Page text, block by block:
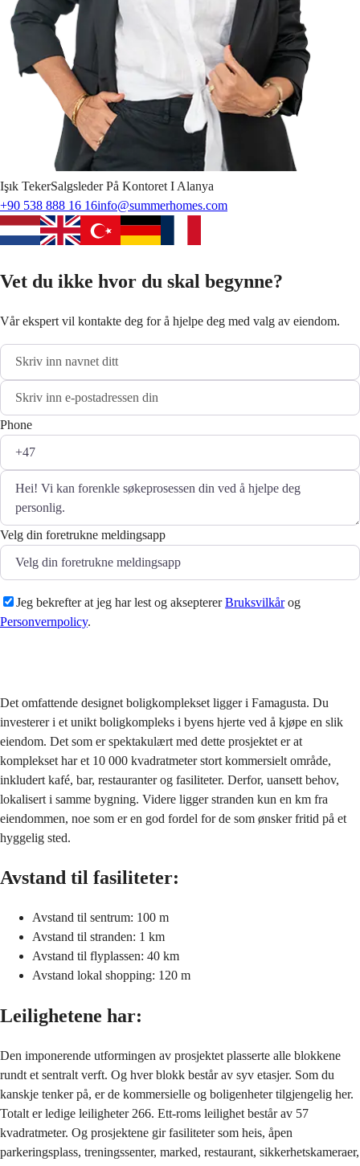
Işık TekerSalgsleder På Kontoret I Alanya
+90 538 888 16 16info@summerhomes.com
Vet du ikke hvor du skal begynne?
Vår ekspert vil kontakte deg for å hjelpe deg med valg av eiendom.
Phone
Velg din foretrukne meldingsapp
Jeg bekrefter at jeg har lest og akseptererBruksvilkårog
Personvernpolicy.
Det omfattende designet boligkomplekset ligger i Famagusta. Du
investerer i et unikt boligkompleks i byens hjerte ved å kjøpe en slik
eiendom. Det som er spektakulært med dette prosjektet er at
komplekset har et 10 000 kvadratmeter stort kommersielt område,
inkludert kafé, bar, restauranter og fasiliteter. Derfor, uansett behov,
lokalisert i samme bygning. Videre ligger stranden kun en km fra
eiendommen, noe som er en god fordel for de som ønsker fritid på et
hyggelig sted.
Avstand til fasiliteter:
Avstand til sentrum: 100 m
Avstand til stranden: 1 km
Avstand til flyplassen: 40 km
Avstand lokal shopping: 120 m
Leilighetene har:
Den imponerende utformingen av prosjektet plasserte alle blokkene
rundt et sentralt verft. Og hver blokk består av syv etasjer. Som du
kanskje tenker på, er de kommersielle og boligenheter tilgjengelig her.
Totalt er ledige leiligheter 266. Ett-roms leilighet består av 57
kvadratmeter. Og prosjektene gir fasiliteter som heis, åpen
parkeringsplass, treningssenter, marked, restaurant, sikkerhetskameraer,